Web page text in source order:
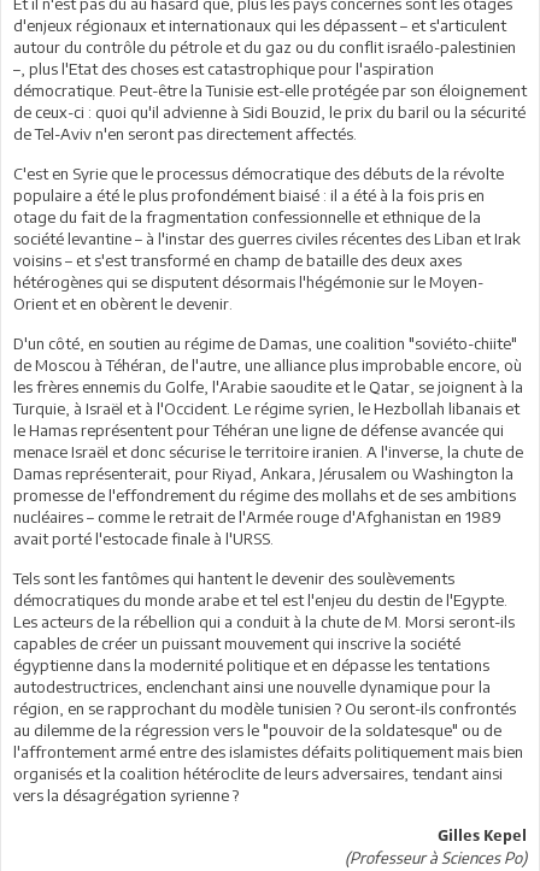
d'enjeux régionaux et internationaux qui les dépassent – et s'articulent
autour du contrôle du pétrole et du gaz ou du conflit israélo-palestinien
–, plus l'Etat des choses est catastrophique pour l'aspiration
démocratique. Peut-être la Tunisie est-elle protégée par son éloignement
de ceux-ci : quoi qu'il advienne à Sidi Bouzid, le prix du baril ou la sécurité
de Tel-Aviv n'en seront pas directement affectés.
C'est en Syrie que le processus démocratique des débuts de la révolte
populaire a été le plus profondément biaisé : il a été à la fois pris en
otage du fait de la fragmentation confessionnelle et ethnique de la
société levantine – à l'instar des guerres civiles récentes des Liban et Irak
voisins – et s'est transformé en champ de bataille des deux axes
hétérogènes qui se disputent désormais l'hégémonie sur le Moyen-
Orient et en obèrent le devenir.
D'un côté, en soutien au régime de Damas, une coalition "soviéto-chiite"
de Moscou à Téhéran, de l'autre, une alliance plus improbable encore, où
les frères ennemis du Golfe, l'Arabie saoudite et le Qatar, se joignent à la
Turquie, à Israël et à l'Occident. Le régime syrien, le Hezbollah libanais et
le Hamas représentent pour Téhéran une ligne de défense avancée qui
menace Israël et donc sécurise le territoire iranien. A l'inverse, la chute de
Damas représenterait, pour Riyad, Ankara, Jérusalem ou Washington la
promesse de l'effondrement du régime des mollahs et de ses ambitions
nucléaires – comme le retrait de l'Armée rouge d'Afghanistan en 1989
avait porté l'estocade finale à l'URSS.
Tels sont les fantômes qui hantent le devenir des soulèvements
démocratiques du monde arabe et tel est l'enjeu du destin de l'Egypte.
Les acteurs de la rébellion qui a conduit à la chute de M. Morsi seront-ils
capables de créer un puissant mouvement qui inscrive la société
égyptienne dans la modernité politique et en dépasse les tentations
autodestructrices, enclenchant ainsi une nouvelle dynamique pour la
région, en se rapprochant du modèle tunisien ? Ou seront-ils confrontés
au dilemme de la régression vers le "pouvoir de la soldatesque" ou de
l'affrontement armé entre des islamistes défaits politiquement mais bien
organisés et la coalition hétéroclite de leurs adversaires, tendant ainsi
vers la désagrégation syrienne ?
Gilles Kepel
(Professeur à Sciences Po)